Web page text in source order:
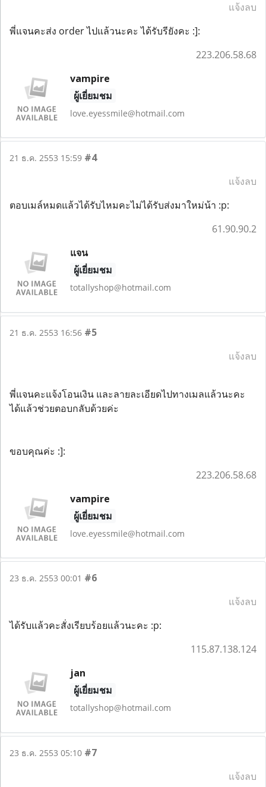
แจ้งลบ
พี่แจนคะส่ง order ไปแล้วนะคะ ได้รับรียังคะ :]:
223.206.58.68
vampire
ผู้เยี่ยมชม
love.eyessmile@hotmail.com
21 ธ.ค. 2553 15:59 #4
แจ้งลบ
ตอบเมล์หมดแล้วได้รับไหมคะไม่ได้รับส่งมาใหม่น้า :p:
61.90.90.2
แจน
ผู้เยี่ยมชม
totallyshop@hotmail.com
21 ธ.ค. 2553 16:56 #5
แจ้งลบ
พี่แจนคะแจ้งโอนเงิน และลายละเอียดไปทางเมลแล้วนะคะ
ได้แล้วช่วยตอบกลับด้วยค่ะ
ขอบคุณค่ะ :]:
223.206.58.68
vampire
ผู้เยี่ยมชม
love.eyessmile@hotmail.com
23 ธ.ค. 2553 00:01 #6
แจ้งลบ
ได้รับแล้วคะสั่งเรียบร้อยแล้วนะคะ :p:
115.87.138.124
jan
ผู้เยี่ยมชม
totallyshop@hotmail.com
23 ธ.ค. 2553 05:10 #7
แจ้งลบ